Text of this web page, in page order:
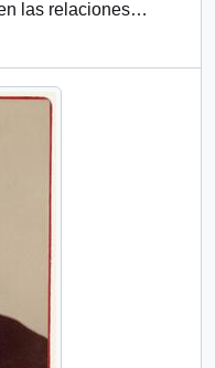
las relaciones…